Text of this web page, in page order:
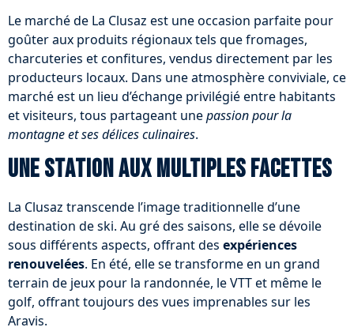
Le marché de La Clusaz est une occasion parfaite pour
goûter aux produits régionaux tels que fromages,
charcuteries et confitures, vendus directement par les
producteurs locaux. Dans une atmosphère conviviale, ce
marché est un lieu d’échange privilégié entre habitants
et visiteurs, tous partageant unepassion pour la
montagne et ses délices culinaires.
Une station aux multiples facettes
La Clusaz transcende l’image traditionnelle d’une
destination de ski. Au gré des saisons, elle se dévoile
sous différents aspects, offrant des expériences
renouvelées. En été, elle se transforme en un grand
terrain de jeux pour la randonnée, le VTT et même le
golf, offrant toujours des vues imprenables sur les
Aravis.